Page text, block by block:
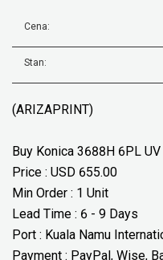
Cena:
Stan:
(ARIZAPRINT)
Buy Konica 3688H 6PL
Price : USD 655.00
Min Order : 1 Unit
Lead Time : 6 - 9 Days
Port : Kuala Namu
Payment : PayPal, Wise,